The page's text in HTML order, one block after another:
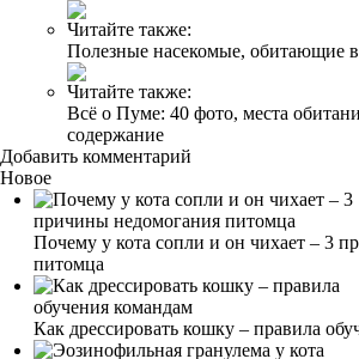
Читайте также:
Полезные насекомые, обитающие
Читайте также:
Всё о Пуме: 40 фото, места
содержание
Добавить комментарий
Новое
Почему у кота сопли и он чихает – 3
питомца
Как дрессировать кошку – правила